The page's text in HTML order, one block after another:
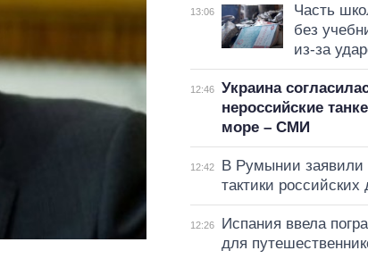
13:06
Часть
без
из-за
12:46
Украина
нероссийские
море – СМИ
12:42
В Румынии заявили
тактики российских
12:26
Испания ввела
для